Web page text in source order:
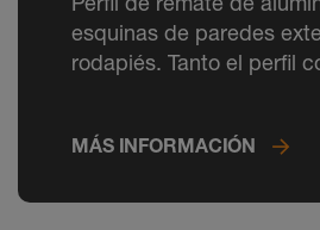
esquinas de paredes
rodapiés. Tanto el perfil
MÁS INFORMACIÓN